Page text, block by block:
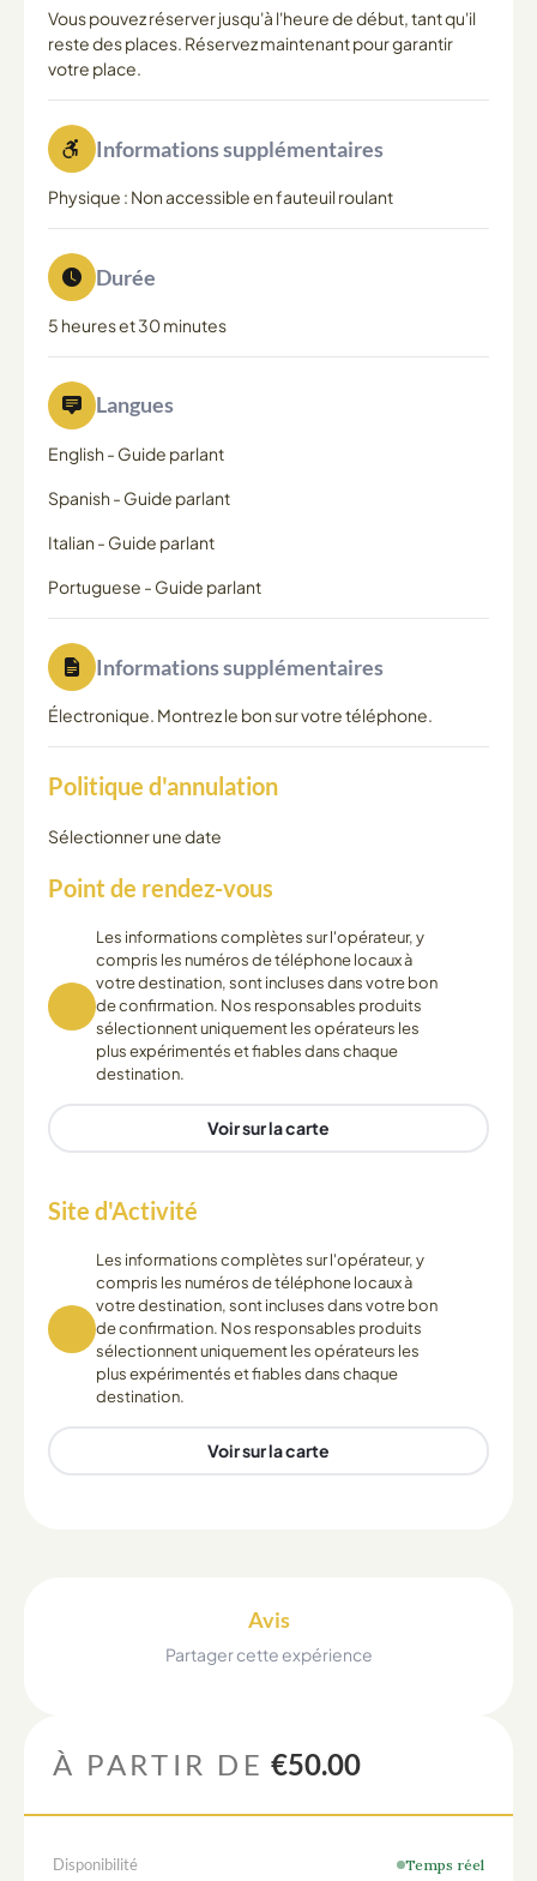
Vous pouvez réserver jusqu'à l'heure de début, tant qu'il
reste des places. Réservez maintenant pour garantir
votre place.
Informations supplémentaires
Physique : Non accessible en fauteuil roulant
Durée
5 heures et 30 minutes
Langues
English - Guide parlant
Spanish - Guide parlant
Italian - Guide parlant
Portuguese - Guide parlant
Informations supplémentaires
Électronique. Montrez le bon sur votre téléphone.
Politique d'annulation
Sélectionner une date
Point de rendez-vous
Les informations complètes sur l'opérateur, y
compris les numéros de téléphone locaux à
votre destination, sont incluses dans votre bon
de confirmation. Nos responsables produits
sélectionnent uniquement les opérateurs les
plus expérimentés et fiables dans chaque
destination.
Voir sur la carte
Site d'Activité
Les informations complètes sur l'opérateur, y
compris les numéros de téléphone locaux à
votre destination, sont incluses dans votre bon
de confirmation. Nos responsables produits
sélectionnent uniquement les opérateurs les
plus expérimentés et fiables dans chaque
destination.
Voir sur la carte
Avis
Partager cette expérience
À PARTIR DE €50.00
Disponibilité Temps réel